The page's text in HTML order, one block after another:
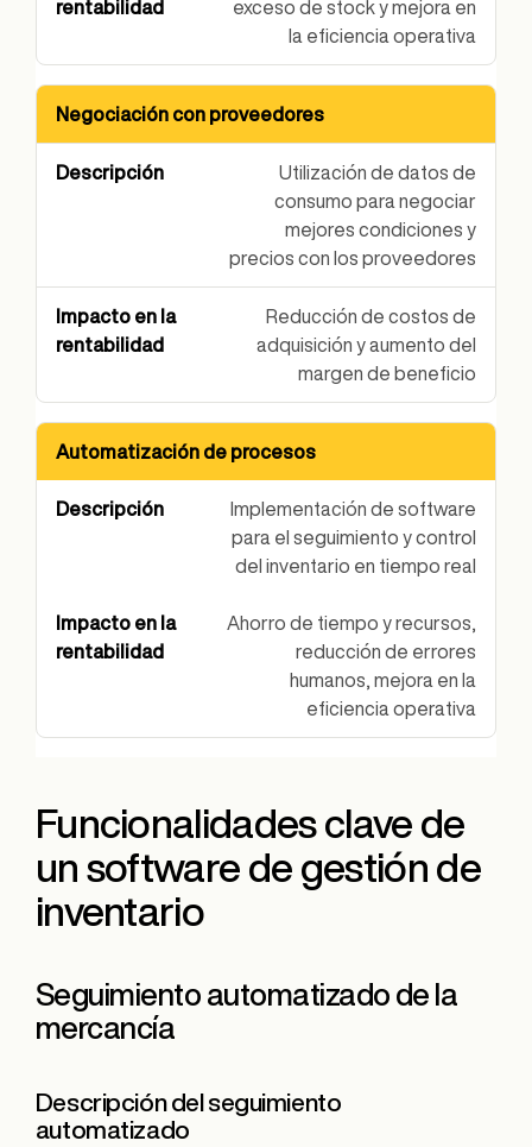
exceso de stock y mejora en
la eficiencia operativa
Negociación con proveedores
Utilización de datos de
consumo para negociar
mejores condiciones y
precios con los proveedores
Reducción de costos de
adquisición y aumento del
margen de beneficio
Automatización de procesos
Implementación de software
para el seguimiento y control
del inventario en tiempo real
Ahorro de tiempo y recursos,
reducción de errores
humanos, mejora en la
eficiencia operativa
Funcionalidades clave de
un software de gestión de
inventario
Seguimiento automatizado de la
mercancía
Descripción del seguimiento
automatizado